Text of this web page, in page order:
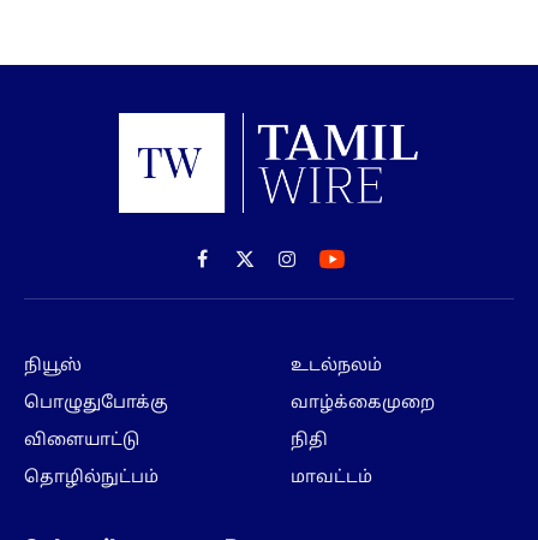
Facebook
X
(Twitter)
Instagram
நியூஸ்
பொழுதுபோக்கு
விளையாட்டு
தொழில்நுட்பம்
உடல்நலம்
வாழ்க்கைமுறை
நிதி
மாவட்டம்